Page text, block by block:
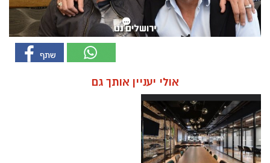
אולי יעניין אותך גם